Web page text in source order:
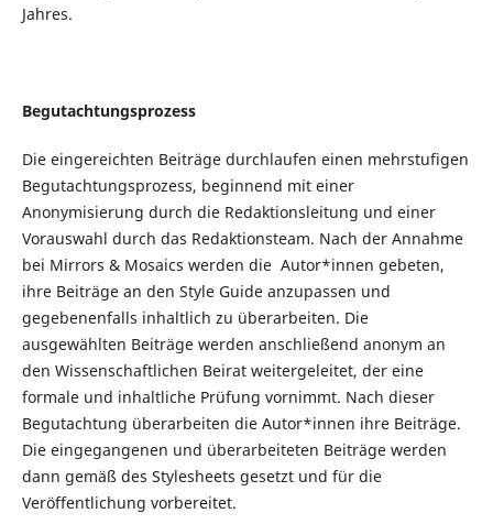
Jahres.
Begutachtungsprozess
Die eingereichten Beiträge durchlaufen einen mehrstufigen
Begutachtungsprozess, beginnend mit einer
Anonymisierung durch die Redaktionsleitung und einer
Vorauswahl durch das Redaktionsteam. Nach der Annahme
bei Mirrors & Mosaics werden die Autor*innen gebeten,
ihre Beiträge an den Style Guide anzupassen und
gegebenenfalls inhaltlich zu überarbeiten. Die
ausgewählten Beiträge werden anschließend anonym an
den Wissenschaftlichen Beirat weitergeleitet, der eine
formale und inhaltliche Prüfung vornimmt. Nach dieser
Begutachtung überarbeiten die Autor*innen ihre Beiträge.
Die eingegangenen und überarbeiteten Beiträge werden
dann gemäß des Stylesheets gesetzt und für die
Veröffentlichung vorbereitet.